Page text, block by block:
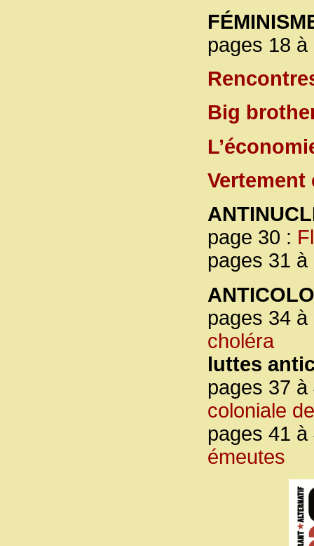
pages 18
Big
Vertement
page 30 :
pages 31
pages 34
choléra
luttes
pages 37 à
coloniale
pages 41
émeutes